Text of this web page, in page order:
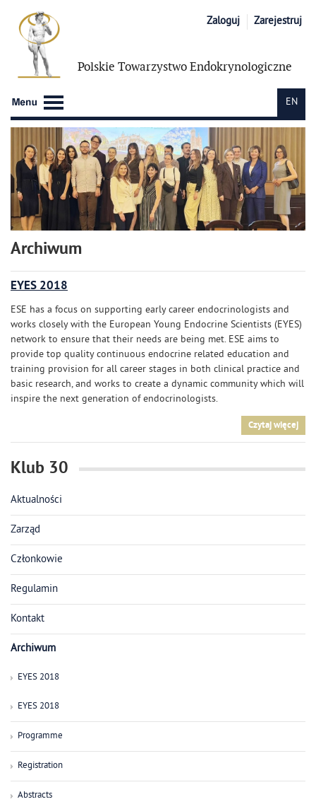
Polskie Towarzystwo Endokrynologiczne
Zaloguj Zarejestruj
EN
Archiwum
EYES 2018
ESE has a focus on supporting early career endocrinologists and
works closely with the European Young Endocrine Scientists (EYES)
network to ensure that their needs are being met. ESE aims to
provide top quality continuous endocrine related education and
training provision for all career stages in both clinical practice and
basic research, and works to create a dynamic community which will
inspire the next generation of endocrinologists.
Czytaj więcej
Klub 30
Aktualności
Zarząd
Członkowie
Regulamin
Kontakt
Archiwum
EYES 2018
EYES 2018
Programme
Registration
Abstracts